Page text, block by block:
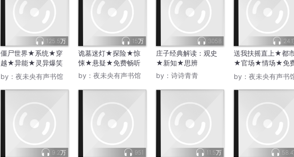
125.5万
僵尸世界★系统★穿
越★异能★灵异爆笑
★免费畅听
by： 夜未央有声书馆
15万
诡墓迷灯★探险★惊
悚★悬疑★免费畅听
by： 夜未央有声书馆
3058
庄子经典解读：观史
★新知★思辨
by： 诗诗青青
送我扶摇直上★都
★官场★情场★免
畅听
by： 夜未央有声书
9.2万 951 11.5万